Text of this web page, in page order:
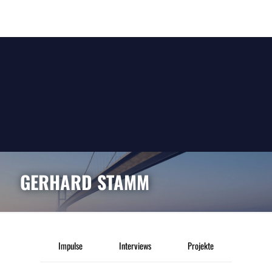
GERHARD STAMM
Impulse Interviews Projekte